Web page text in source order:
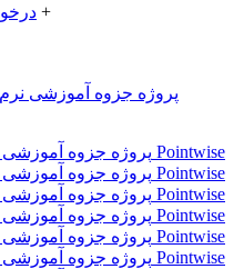
+
پروژه جزوه آموزشی نرم